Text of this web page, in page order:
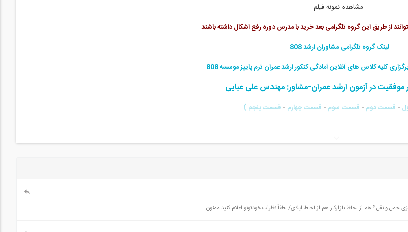
مشاهده نمونه فیلم
از طریق این گروه تلگرامی بعد خرید با مدرس دوره رفع اشکال داشته باشند
لینک گروه تلگرامی مشاوران ارشد 808
کلیه کلاس های آنلاین آمادگی کنکور ارشد عمران ترم پاییز موسسه 808
در آزمون ارشد عمران-مشاور: مهندس علی عبایی
- قسمت دوم - قسمت سوم - قسمت چهارم - قسمت پنجم )
و نقل ؟ هم از لحاظ بازارکار هم از لحاظ اپلای/ لطفاً نظرات خودتونو اعلام کنید ممنون